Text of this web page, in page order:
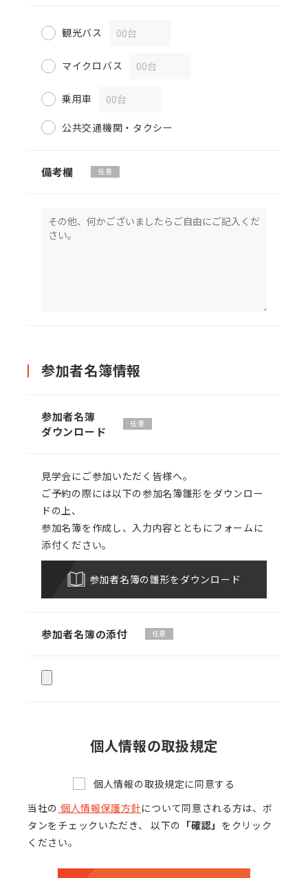
観光バス
マイクロバス
乗用車
公共交通機関・タクシー
備考欄 任意
参加者名簿情報
参加者名簿
ダウンロード
任意
見学会にご参加いただく皆様へ。
ご予約の際には以下の参加名簿雛形をダウンロー
ドの上、
参加名簿を作成し、入力内容とともにフォームに
添付ください。
参加者名簿の雛形をダウンロード
参加者名簿の添付 任意
個人情報の取扱規定
個人情報の取扱規定に同意する
当社の 個人情報保護方針について同意される方は、ボ
タンをチェックいただき、 以下の 「確認」 をクリック
ください。